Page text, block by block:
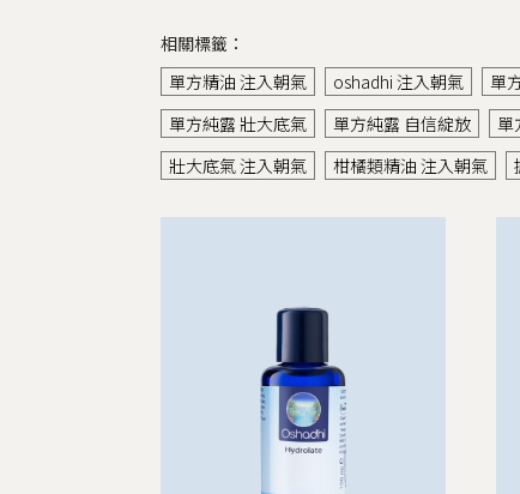
相關標籤：
單方精油 注入朝氣
oshadhi 注入朝氣 單
單方純露 壯大底氣
單方純露 自信綻放 單
壯大底氣 注入朝氣
柑橘類精油 注入朝氣